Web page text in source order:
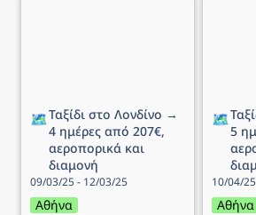
🗺️Ταξίδι στο Λονδίνο →
4 ημέρες από 207€,
αεροπορικά και
διαμονή
09/03/25 - 12/03/25
Αθήνα
🗺️
5
10/04/
Αθήνα